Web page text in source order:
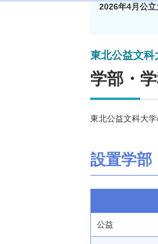
2026年4月公
東北公益文科
学部・
東北公益文科大
設置学部
公益